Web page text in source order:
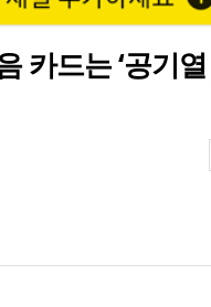
카드는 ‘공기